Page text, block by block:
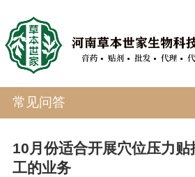
常见问答
10月份适合开展穴位压力
工的业务